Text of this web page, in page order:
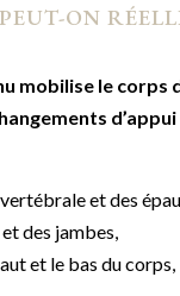
ON
mobilise le
et des
des jambes,
et le bas du corps,